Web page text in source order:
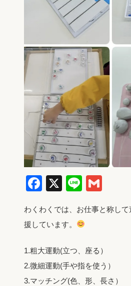
Facebook
X Line
わくわくでは、お仕事と称し
援しています。
1.粗大運動(立つ、座る）
2.微細運動(手や指を使う）
3.マッチング(色、形、長さ）